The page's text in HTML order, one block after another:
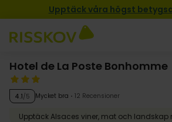
Upptäck våra högst
Hotel de La Poste Bonhomme
4.1/5 Mycket bra 12 Recensioner
Upptäck Alsaces viner, mat och landskap